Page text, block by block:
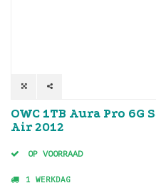
OWC 1TB Aura Pro 6G
Air 2012
OP VOORRAAD
1 WERKDAG